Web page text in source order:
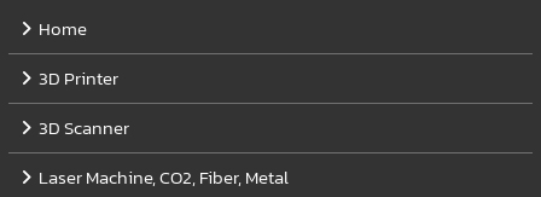
Home
3D Printer
3D Scanner
Laser Machine, CO2, Fiber, Metal